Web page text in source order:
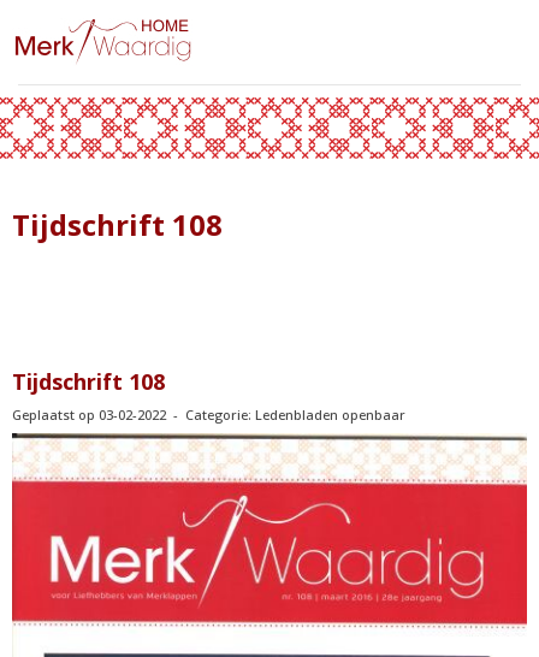
Tijdschrift 108
Tijdschrift 108
Geplaatst op 03-02-2022 - Categorie: Ledenbladen openbaar